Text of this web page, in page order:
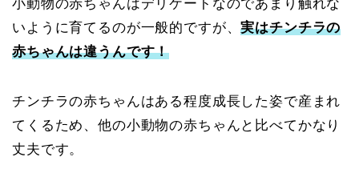
小動物の赤ちゃんはデリケートなのであまり触れな
いように育てるのが一般的ですが、実はチンチラの
赤ちゃんは違うんです！
チンチラの赤ちゃんはある程度成長した姿で産まれ
てくるため、他の小動物の赤ちゃんと比べてかなり
丈夫です。